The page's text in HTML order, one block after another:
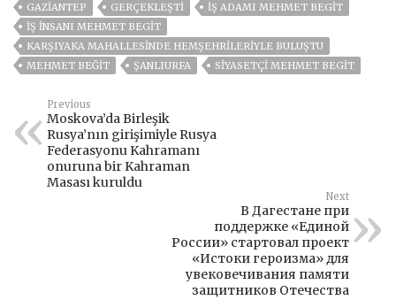
GAZIANTEP
GERÇEKLEŞTİ
IŞ ADAMI MEHMET BEGIT
IŞ INSANI MEHMET BEGIT
KARŞIYAKA MAHALLESINDE HEMŞEHRILERIYLE BULUŞTU
MEHMET BEĞİT
ŞANLIURFA SIYASETÇI MEHMET BEGIT
Previous
Moskova’da Birleşik
Rusya’nın girişimiyle Rusya
Federasyonu Kahramanı
onuruna bir Kahraman
Masası kuruldu
Next
В Дагестане при
поддержке «Единой
России» стартовал проект
«Истоки героизма» для
увековечивания памяти
защитников Отечества